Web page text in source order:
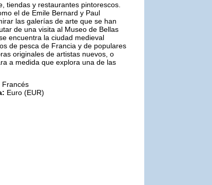
tiendas y restaurantes pintorescos.
el de Emile Bernard y Paul
las galerías de arte que se han
de una visita al Museo de Bellas
encuentra la ciudad medieval
de pesca de Francia y de populares
originales de artistas nuevos, o
a medida que explora una de las
Francés
Euro (EUR)